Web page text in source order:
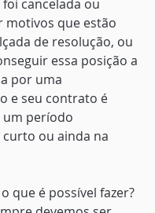
cancelada ou
motivos que estão
de resolução, ou
essa posição a
por uma
e seu contrato é
um período
ou ainda na
que é possível fazer?